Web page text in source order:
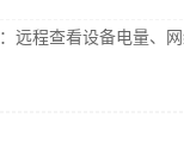
：远程查看设备电量、